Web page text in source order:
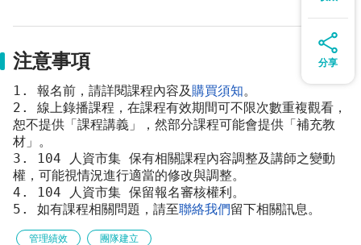
分享
注意事項
1. 報名前，請詳閱課程內容及購買須知。
2. 線上錄播課程，在課程有效期間可不限次數重複觀看，
恕不提供「課程講義」，然部分課程可能會提供「補充教
材」。
3. 104 人資市集 保有相關課程內容調整及講師之變動
權，可能視情況進行適當的修改與調整。
4. 104 人資市集 保留報名審核權利。
5. 如有課程相關問題，請至聯絡我們留下相關訊息。
管理績效 團隊建立